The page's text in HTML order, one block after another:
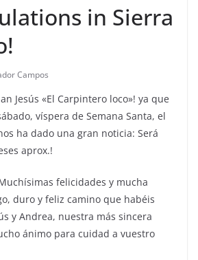
in Sierra
Campos
Jesús «El Carpintero loco»! ya que
víspera de Semana Santa, el
ha dado una gran noticia: Será
aprox.!
felicidades y mucha
duro y feliz camino que habéis
y Andrea, nuestra más sincera
ánimo para cuidad a vuestro